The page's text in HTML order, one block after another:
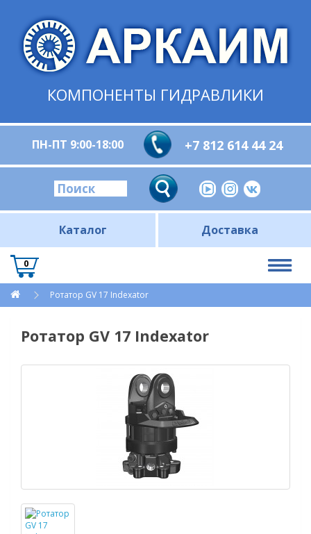
КОМПОНЕНТЫ ГИДРАВЛИКИ
ПН-ПТ 9:00-18:00 +7 812 614 44 24
Каталог Доставка
0
Ротатор GV 17 Indexator
Ротатор GV 17 Indexator